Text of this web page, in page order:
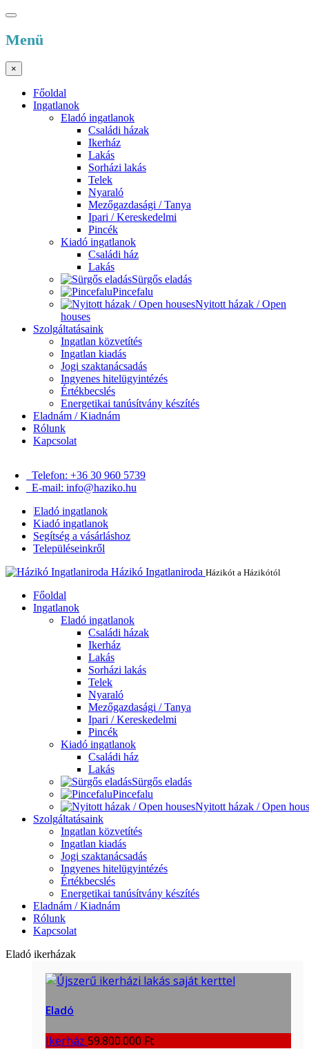
Menü
×
Főoldal
Ingatlanok
Eladó ingatlanok
Családi házak
Ikerház
Lakás
Sorházi lakás
Telek
Nyaraló
Mezőgazdasági / Tanya
Ipari / Kereskedelmi
Pincék
Kiadó ingatlanok
Családi ház
Lakás
Sürgős eladás
Pincefalu
Nyitott házak / Open
houses
Szolgáltatásaink
Ingatlan közvetítés
Ingatlan kiadás
Jogi szaktanácsadás
Ingyenes hitelügyintézés
Értékbecslés
Energetikai tanúsítvány készítés
Eladnám / Kiadnám
Rólunk
Kapcsolat
Telefon: +36 30 960 5739
E-mail: info@haziko.hu
Eladó ingatlanok
Kiadó ingatlanok
Segítség a vásárláshoz
Településeinkről
Házikó Ingatlaniroda Házikót a Házikótól
Főoldal
Ingatlanok
Eladó ingatlanok
Családi házak
Ikerház
Lakás
Sorházi lakás
Telek
Nyaraló
Mezőgazdasági / Tanya
Ipari / Kereskedelmi
Pincék
Kiadó ingatlanok
Családi ház
Lakás
Sürgős eladás
Pincefalu
Nyitott házak / Open
Szolgáltatásaink
Ingatlan közvetítés
Ingatlan kiadás
Jogi szaktanácsadás
Ingyenes hitelügyintézés
Értékbecslés
Energetikai tanúsítvány készítés
Eladnám / Kiadnám
Rólunk
Kapcsolat
Eladó ikerházak
Eladó
Ikerház 59.800.000 Ft